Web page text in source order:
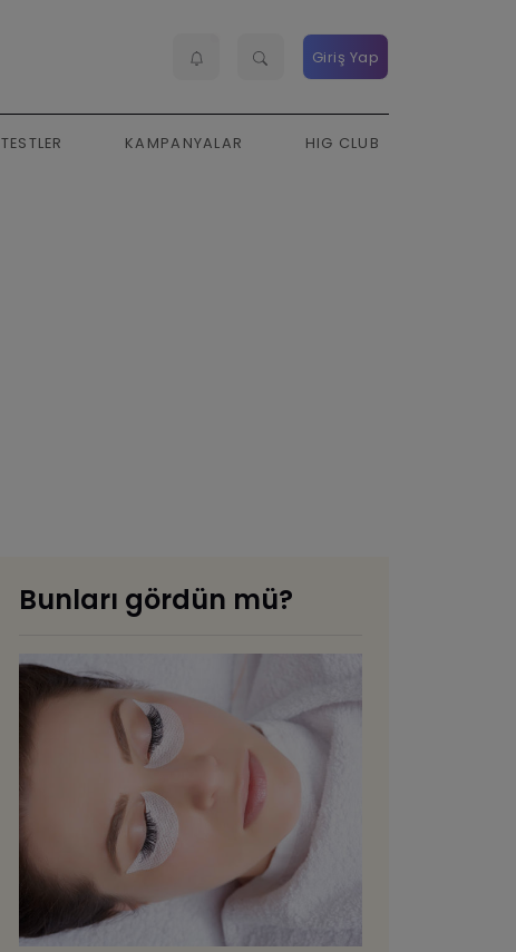
Giriş Yap
TESTLER KAMPANYALAR HIG CLUB
Bunları gördün mü?